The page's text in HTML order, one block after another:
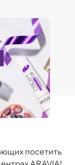
посетить